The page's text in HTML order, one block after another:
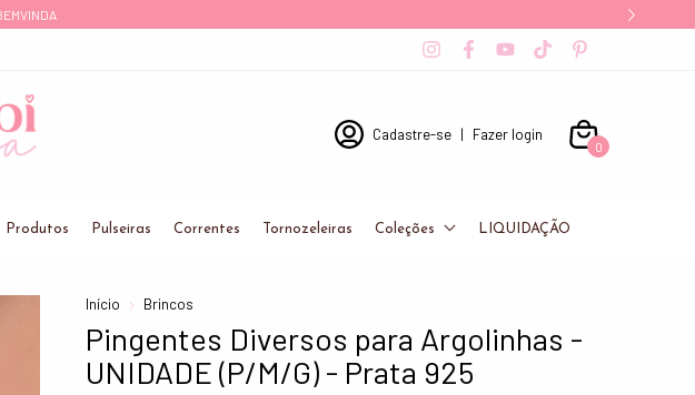
Sul/Sudeste
Cadastre-se | Fazer login
0
Produtos Pulseiras Correntes Tornozeleiras Coleções LIQUIDAÇÃO
Início Brincos
Pingentes Diversos para Argolinhas -
UNIDADE (P/M/G) - Prata 925